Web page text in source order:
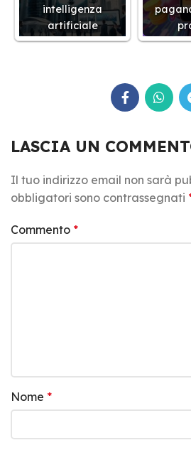
intelligenza
artificiale
LASCIA UN
Il tuo indirizzo email non sarà
obbligatori sono contrassegnati
Commento *
Nome *